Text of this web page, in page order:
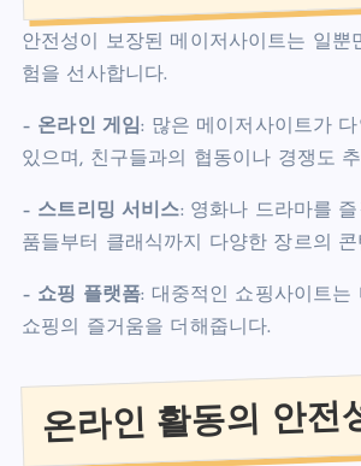
안전성이 보장된 메이저사이트는 일
험을 선사합니다.
– 온라인 게임: 많은 메이저사이트가
있으며, 친구들과의 협동이나 경쟁도
– 스트리밍 서비스: 영화나 드라마를
품들부터 클래식까지 다양한 장르의
– 쇼핑 플랫폼: 대중적인 쇼핑사이트는
쇼핑의 즐거움을 더해줍니다.
온라인 활동의 안전